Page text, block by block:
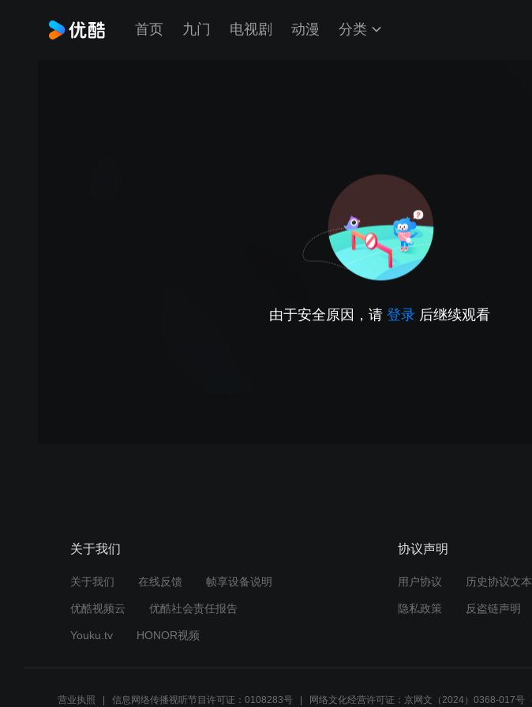
首页 九门 电视剧 动漫 分类
由于安全原因，请 登录 后继续观看
关于我们
关于我们 在线反馈 帧享设备说明
优酷视频云 优酷社会责任报告
Youku.tv HONOR视频
协议声明
用户协议 历史协议文本
隐私政策 反盗链声明
营业执照 信息网络传播视听节目许可证：0108283号 网络文化经营许可证：京网文（2024）0368-017号